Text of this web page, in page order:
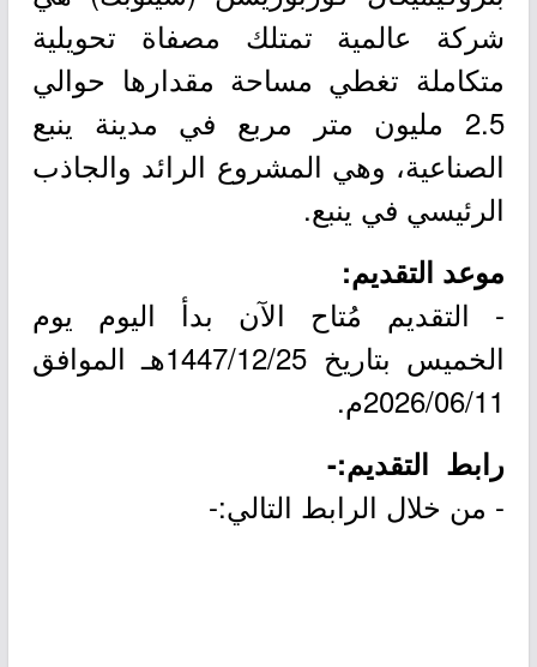
شركة عالمية تمتلك مصفاة تحويلية
متكاملة تغطي مساحة مقدارها حوالي
2.5 مليون متر مربع في مدينة ينبع
الصناعية، وهي المشروع الرائد والجاذب
الرئيسي في ينبع.
موعد التقديم:
- التقديم مُتاح الآن بدأ اليوم يوم
الخميس بتاريخ 1447/12/25هـ الموافق
2026/06/11م.
رابط التقديم:-
- من خلال الرابط التالي:-